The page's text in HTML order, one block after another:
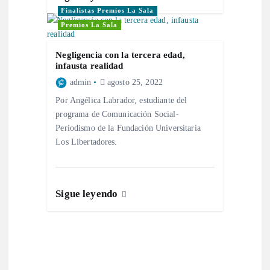
Finalistas Premios La Sala
Premios La Sala
Negligencia con la tercera edad,
infausta realidad
admin agosto 25, 2022
Por Angélica Labrador, estudiante del
programa de Comunicación Social-
Periodismo de la Fundación Universitaria
Los Libertadores.
Sigue leyendo